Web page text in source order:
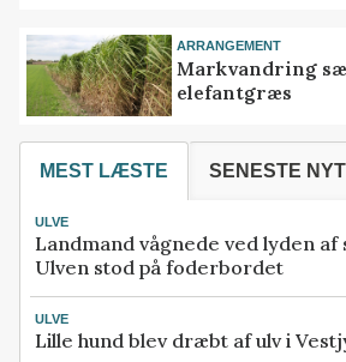
ARRANGEMENT
Markvandring
elefantgræs
MEST LÆSTE SENESTE NYT
ULVE
Landmand vågnede ved lyden
Ulven stod på foderbordet
ULVE
Lille hund blev dræbt af ulv i